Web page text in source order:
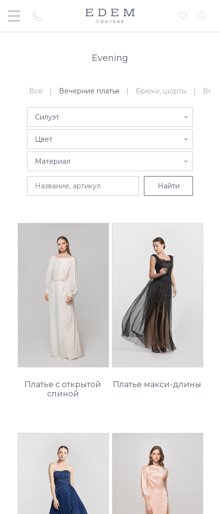
Evening
Все | Вечерние платья | Брюки, шорты |
Силуэт
Цвет
Материал
Найти
Платье с открытой
спиной
Платье макси-длины